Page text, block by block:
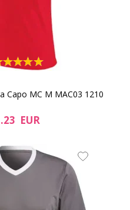
Capo MC M MAC03 1210
EUR